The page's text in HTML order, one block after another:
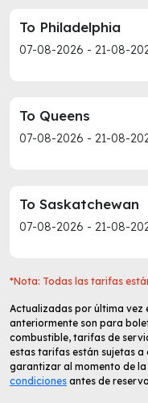
To Philadelphia
07-08-2026 - 21-08-
To Queens
07-08-2026 - 21-08-
To Saskatchewan
07-08-2026 - 21-08-
*Nota: Todas las tarifas
Actualizadas por última vez
anteriormente son para
combustible, tarifas de
estas tarifas están sujetas a
garantizar al momento de
condiciones antes de